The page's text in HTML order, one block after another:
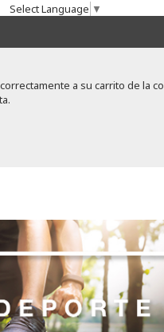
Select Language ▼
a su carrito de la